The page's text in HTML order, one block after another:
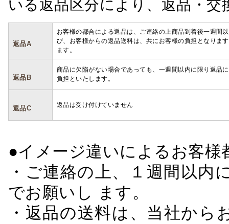
いる返品区分により、返品・
返品A
お客様の都合による返品は、ご連絡の上商品到着後一週間
び、お客様からの返品送料は、共にお客様の負担となりま
ます。
返品B
商品に欠陥がない場合であっても、一週間以内に限り返品
負担といたします。
返品C 返品は受け付けていません
●イメージ違いによるお客
・ご連絡の上、１週間以
でお願いし ます。
・返品の送料は、当社か